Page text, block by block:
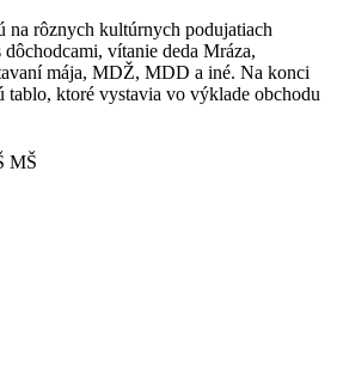
na rôznych kultúrnych podujatiach
vítanie deda Mráza,
mája, MDŽ, MDD a iné. Na konci
tablo, ktoré vystavia vo výklade obchodu